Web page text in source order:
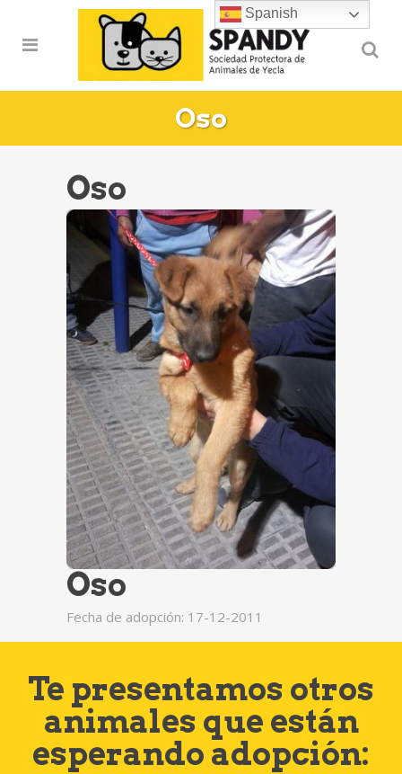
Oso
Oso
Oso
Fecha de adopción: 17-12-2011
Te presentamos otros
animales que están
esperando adopción:
Spanish